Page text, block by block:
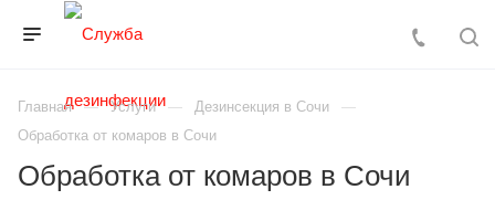
Главная Услуги
Дезинсекция в Сочи
Обработка от комаров в Сочи
Обработка от комаров в Сочи